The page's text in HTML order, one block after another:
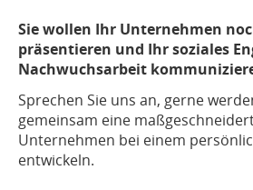
Sie wollen Ihr Unternehmen
präsentieren und Ihr soziales
Nachwuchsarbeit
Sprechen Sie uns an, gerne
gemeinsam eine
Unternehmen bei einem
entwickeln.